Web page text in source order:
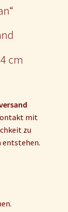
cm
mit
zu
entstehen.